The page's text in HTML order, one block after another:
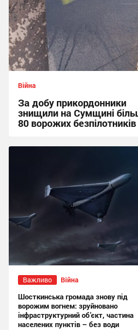
Війна
За добу прикордонники
знищили на Сумщині
80 ворожих безпілотників
Важливо Війна
Шосткинська громада знову під
ворожим вогнем: зруйновано
інфраструктурний об’єкт, частина
населених пунктів – без води